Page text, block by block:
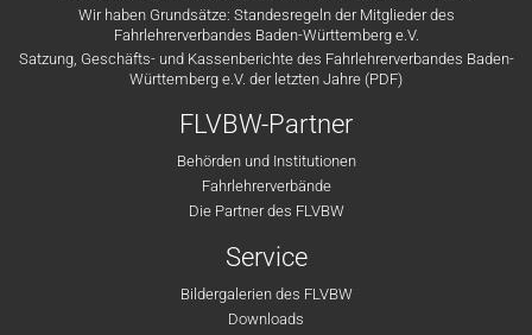
Wir haben Grundsätze: Standesregeln der Mitglieder des
Fahrlehrerverbandes Baden-Württemberg e.V.
Satzung, Geschäfts- und Kassenberichte des Fahrlehrerverbandes Baden-
Württemberg e.V. der letzten Jahre (PDF)
FLVBW-Partner
Behörden und Institutionen
Fahrlehrerverbände
Die Partner des FLVBW
Service
Bildergalerien des FLVBW
Downloads